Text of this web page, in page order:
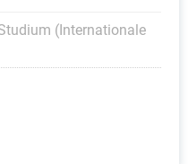
(Internationale